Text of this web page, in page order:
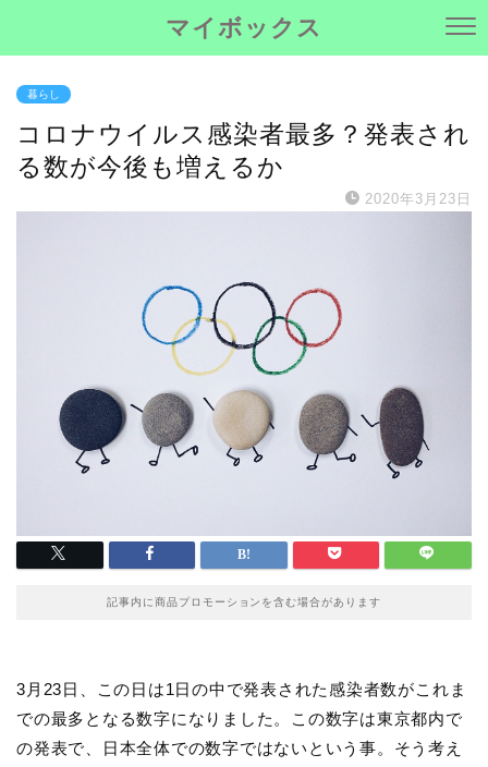
マイボックス
暮らし
コロナウイルス感染者最多？発表され
る数が今後も増えるか
2020年3月23日
記事内に商品プロモーションを含む場合があります
3月23日、この日は1日の中で発表された感染者数がこれま
での最多となる数字になりました。この数字は東京都内で
の発表で、日本全体での数字ではないという事。そう考え